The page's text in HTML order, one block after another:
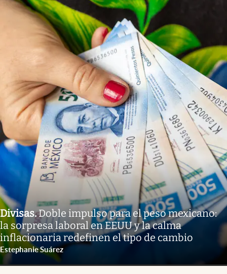
Divisas.Doble impulso para el peso mexicano:
la sorpresa laboral en EEUU y la calma
inflacionaria redefinen el tipo de cambio
Estephanie Suárez